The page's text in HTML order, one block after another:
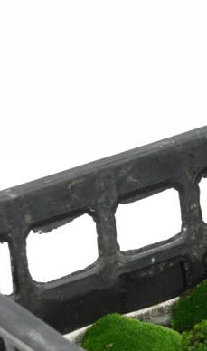
サツキのミニ盆栽をしてい
鹿沼土に限らずですが、少
量で購入できるお店を探し
ていて盆栽妙にたどり着き
ました。 ホームページの
店長さんの紹介ページを拝
見して、このような少量で
販売している理由がわかっ
たような気がしました。
商品は写真にあるようにジ
ップ付きの袋に入っている
ので、余った分もそのまま
保存ができます。 利用者
ひろさん